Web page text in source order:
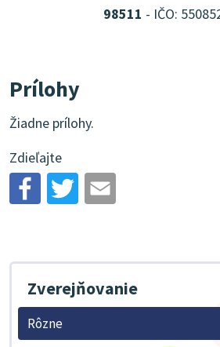
98511 - IČO:
Prílohy
Žiadne prílohy.
Zdieľajte
Zverejňovanie
Rôzne